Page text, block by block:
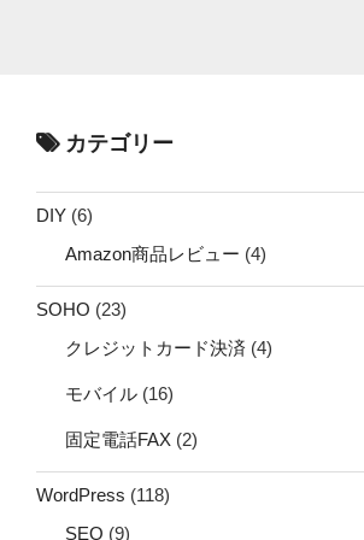
カテゴリー
DIY (6)
Amazon商品レビュー (4)
SOHO (23)
クレジットカード決済 (4)
モバイル (16)
固定電話FAX (2)
WordPress (118)
SEO (9)